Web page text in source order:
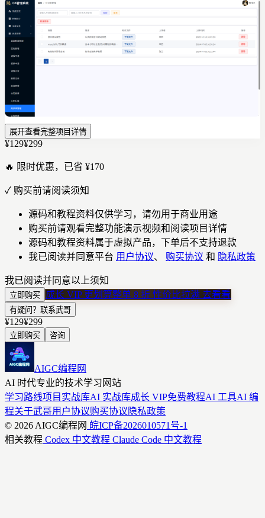
展开查看完整项目详情
¥129¥299
🔥 限时优惠，已省 ¥170
✓ 购买前请阅读须知
源码和教程资料仅供学习，请勿用于商业用途
购买前请观看完整功能演示视频和阅读项目详情
源码和教程资料属于虚拟产品，下单后不支持退款
我已阅读并同意平台 用户协议、 购买协议 和 隐私政策
我已阅读并同意以上须知
立即购买 成长 VIP 更划算整单 8 折 性价比拉满 去看看
有疑问？联系武哥
¥129¥299
立即购买 咨询
AIGC编程网
AI 时代专业的技术学习网站
学习路线项目实战库AI 实战库成长 VIP免费教程AI 工具AI 编
程关于武哥用户协议购买协议 隐私政策
© 2026 AIGC编程网 皖ICP备2026010571号-1
相关教程 Codex 中文教程 Claude Code 中文教程